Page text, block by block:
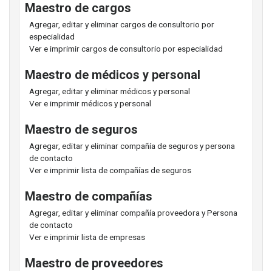
Maestro de cargos
Agregar, editar y eliminar cargos de consultorio por
especialidad
Ver e imprimir cargos de consultorio por especialidad
Maestro de médicos y personal
Agregar, editar y eliminar médicos y personal
Ver e imprimir médicos y personal
Maestro de seguros
Agregar, editar y eliminar compañía de seguros y persona
de contacto
Ver e imprimir lista de compañías de seguros
Maestro de compañías
Agregar, editar y eliminar compañía proveedora y Persona
de contacto
Ver e imprimir lista de empresas
Maestro de proveedores